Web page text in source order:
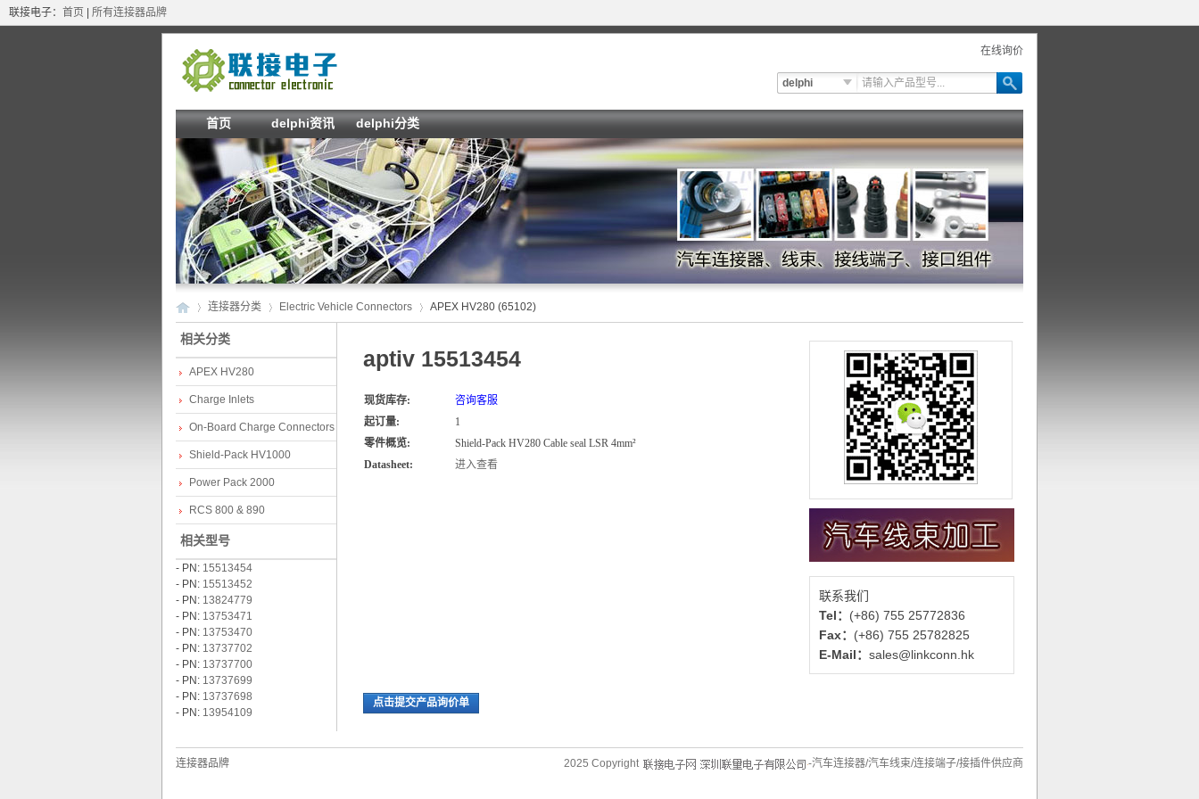
联接电子： 首页 所有连接器品牌
在线询价
delphi
首页 delphi资讯 delphi分类
de
lp
»
连接器分类
›
Electric Vehicle Connectors APEX HV280 (65102)
相关分类
APEX HV280
Charge Inlets
On-Board Charge Connectors
Shield-Pack HV1000
Power Pack 2000
RCS 800 & 890
相关型号
- PN: 15513454
- PN: 15513452
- PN: 13824779
- PN: 13753471
- PN: 13753470
- PN: 13737702
- PN: 13737700
- PN: 13737699
- PN: 13737698
- PN: 13954109
联系我们
Tel： (+86) 755 25772836
Fax： (+86) 755 25782825
E-Mail： sales@linkconn.hk
aptiv 15513454
现货库存:
咨询客服
起订量:
1
零件概览:
Shield-Pack HV280 Cable seal LSR 4mm²
Datasheet:
进入查看
点击提交产品询价单
2025 Copyright -汽车连接器/汽车线束/连接端子/接插件供应商
连接器品牌